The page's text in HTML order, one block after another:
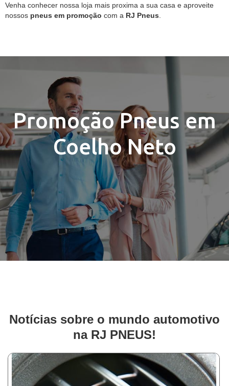
Venha conhecer nossa loja mais proxima a sua casa e aproveite
nossos pneus em promoção com a RJ Pneus
Promoção Pneus em
Coelho Neto
Notícias sobre o mundo automotivo
na RJ PNEUS!